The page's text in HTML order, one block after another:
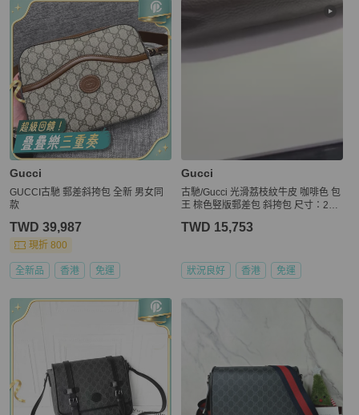
Gucci
GUCCI古馳 郵差斜挎包 全新 男女同
款
TWD 39,987
現折 800
全新品 香港 免運
Gucci
古馳/Gucci 光滑荔枝紋牛皮 咖啡色 包
王 棕色竪版郵差包 斜挎包 尺寸：26*
TWD 15,753
狀況良好 香港 免運